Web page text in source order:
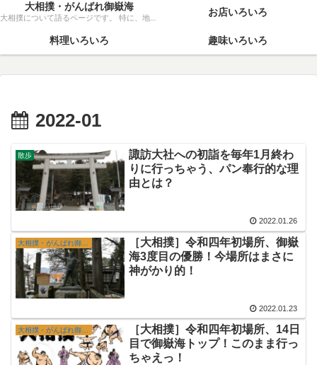
大相撲・がんばれ御嶽海
大相撲について語るページです。 特に、地元力士・御嶽海関を、粘り強く応援いたします！ お店いろいろ
料理いろいろ 趣味いろいろ
2022-01
散歩
諏訪大社への初詣を毎年1月終わ
りに行っちゃう、パン奉行的な理
由とは？
2022.01.26
［大相撲］令和四年初場所、御嶽
海3度目の優勝！今場所はまさに
神がかり的！
2022.01.23
大相撲・がんばれ御嶽海
［大相撲］令和四年初場所、14日
目で御嶽海トップ！このまま行っ
ちゃえっ！